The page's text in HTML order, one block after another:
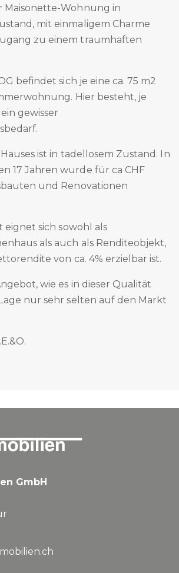
Maisonette-Wohnung in
mit einmaligem Charme
zu einem traumhaften
befindet sich je eine ca. 75 m2
Hier besteht, je
gewisser
Hauses ist in tadellosem Zustand. In
17 Jahren wurde für ca CHF
und Renovationen
eignet sich sowohl als
als auch als Renditeobjekt,
von ca. 4% erzielbar ist.
wie es in dieser Qualität
nur sehr selten auf den Markt
GmbH